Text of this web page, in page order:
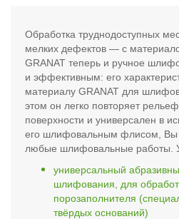
Обработка труднодоступных
мелких дефектов — с
GRANAT теперь и ручное
и эффективным: его
материалу GRANAT для
этом он легко повторяет
поверхности и универсален в
его шлифовальным флисом, Вы
любые шлифовальные работы.
универсальный
шлифования, для
порозаполнителя
твёрдых оснований)